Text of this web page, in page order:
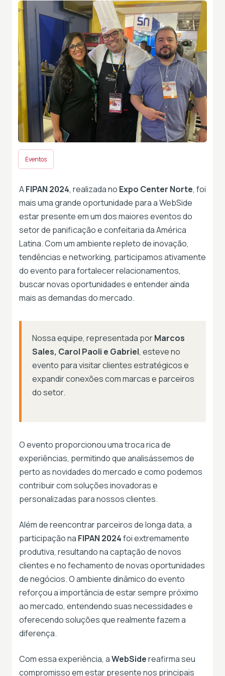
Eventos
AFIPAN 2024, realizada no Expo Center Norte, foi
mais uma grande oportunidade para a WebSide
estar presente em um dos maiores eventos do
setor de panificação e confeitaria da América
Latina. Com um ambiente repleto de inovação,
tendências e networking, participamos ativamente
do evento para fortalecer relacionamentos,
buscar novas oportunidades e entender ainda
mais as demandas do mercado.
Nossa equipe, representada porMarcos
Sales, Carol Paoli e Gabriel, esteve no
evento para visitar clientes estratégicos e
expandir conexões com marcas e parceiros
do setor.
O evento proporcionou uma troca rica de
experiências, permitindo que analisássemos de
perto as novidades do mercado e como podemos
contribuir com soluções inovadoras e
personalizadas para nossos clientes.
Além de reencontrar parceiros de longa data, a
participação na FIPAN 2024foi extremamente
produtiva, resultando na captação de novos
clientes e no fechamento de novas oportunidades
de negócios. O ambiente dinâmico do evento
reforçou a importância de estar sempre próximo
ao mercado, entendendo suas necessidades e
oferecendo soluções que realmente fazem a
diferença.
Com essa experiência, aWebSidereafirma seu
compromisso em estar presente nos principais